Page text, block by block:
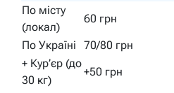
По місту
(локал)
60 грн
По Україні
70/80 грн
+ Кур’єр (до
30 кг)
+50 грн